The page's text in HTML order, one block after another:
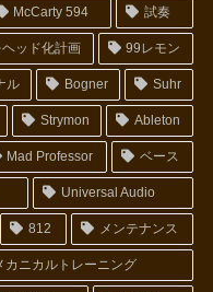
McCarty 594 試奏
ッド化計画 99レモン
ル Bogner Suhr
Strymon Ableton
Mad Professor ベース
Universal Audio
812 メンテナンス
カニカルトレーニング